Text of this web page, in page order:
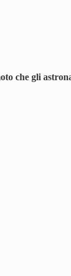
che gli